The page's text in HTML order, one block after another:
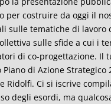
per costruire da oggi il
sulle tematiche di
sulle sfide a cui i
di co-progettazione. Il
di Azione Strategico
Ridolfi. Ci si iscrive
degli esordi, ma